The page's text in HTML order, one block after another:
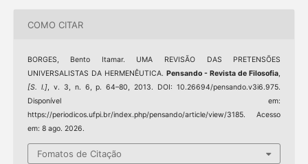
COMO CITAR
BORGES, Bento Itamar. UMA REVISÃO DAS PRETENSÕES
UNIVERSALISTAS DA HERMENÊUTICA. Pensando - Revista de Filosofia,
[S. l.], v. 3, n. 6, p. 64–80, 2013. DOI: 10.26694/pensando.v3i6.975.
Disponível em:
https://periodicos.ufpi.br/index.php/pensando/article/view/3185. Acesso
em: 8 ago. 2026.
Fomatos de Citação